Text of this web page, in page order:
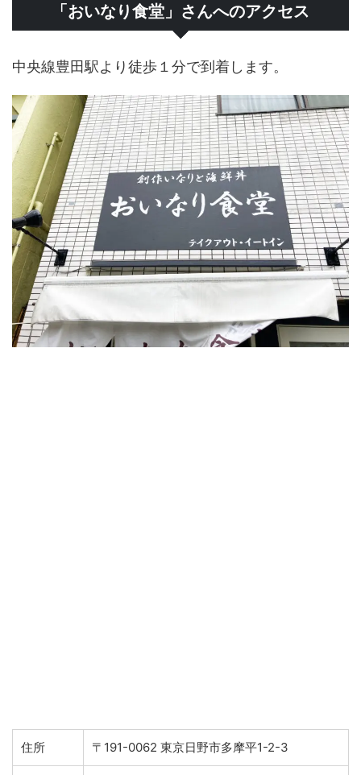
「おいなり食堂」さんへのアクセス
中央線豊田駅より徒歩１分で到着します。
住所 〒191-0062 東京日野市多摩平1-2-3